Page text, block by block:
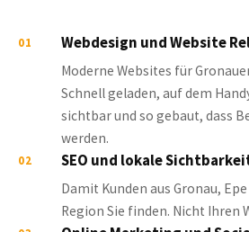
01 Webdesign und Website
Moderne Websites für
Schnell geladen, auf dem
sichtbar und so gebaut, dass
werden.
02 SEO und lokale
Damit Kunden aus Gronau,
Region Sie finden. Nicht Ihren